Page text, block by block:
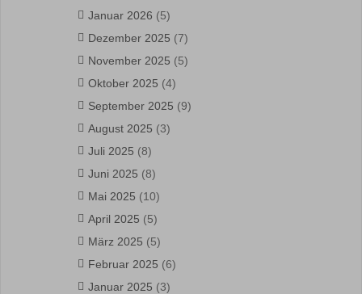
Januar 2026 (5)
Dezember 2025 (7)
November 2025 (5)
Oktober 2025 (4)
September 2025 (9)
August 2025 (3)
Juli 2025 (8)
Juni 2025 (8)
Mai 2025 (10)
April 2025 (5)
März 2025 (5)
Februar 2025 (6)
Januar 2025 (3)